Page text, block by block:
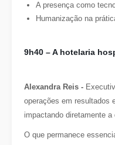
A presença como
Humanização na
9h40 –A hotelaria
Alexandra Reis -
operações em resultados
impactando diretamente
O que permanece